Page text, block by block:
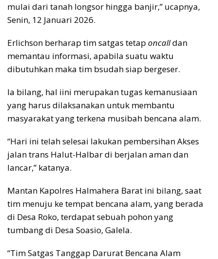
mulai dari tanah longsor hingga banjir,” ucapnya,
Senin, 12 Januari 2026.
Erlichson berharap tim satgas tetap oncalldan
memantau informasi, apabila suatu waktu
dibutuhkan maka tim bsudah siap bergeser.
Ia bilang, hal iini merupakan tugas kemanusiaan
yang harus dilaksanakan untuk membantu
masyarakat yang terkena musibah bencana alam.
“Hari ini telah selesai lakukan pembersihan Akses
jalan trans Halut-Halbar di berjalan aman dan
lancar,” katanya.
Mantan Kapolres Halmahera Barat ini bilang, saat
tim menuju ke tempat bencana alam, yang berada
di Desa Roko, terdapat sebuah pohon yang
tumbang di Desa Soasio, Galela.
“Tim Satgas Tanggap Darurat Bencana Alam